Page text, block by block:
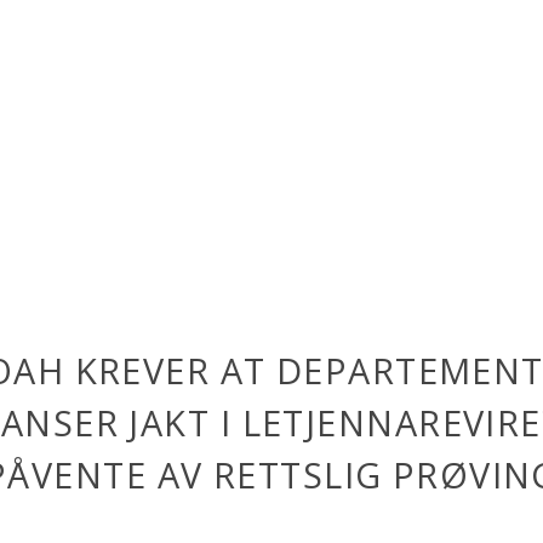
KREVER AT
JAKT I
AV RETTSLIG